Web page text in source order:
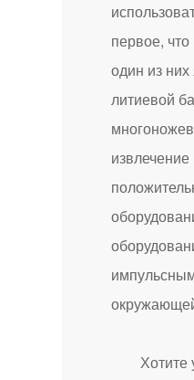
первое,
один из
литиевой
Хотите